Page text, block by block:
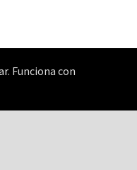
. Funciona con